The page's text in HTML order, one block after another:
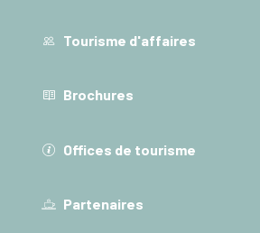
Tourisme d'affaires
Brochures
Offices de tourisme
Partenaires